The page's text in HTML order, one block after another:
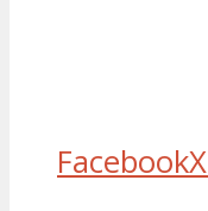
FacebookX